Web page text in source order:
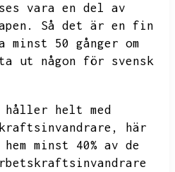
vara en del av
Så det är en fin
50 gånger om
ut någon för svensk
håller helt med
här
minst 40% av de